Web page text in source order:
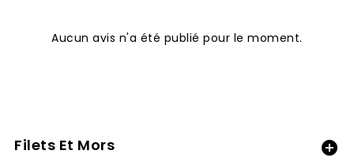
Aucun avis n'a été publié pour le moment.
Filets Et Mors 